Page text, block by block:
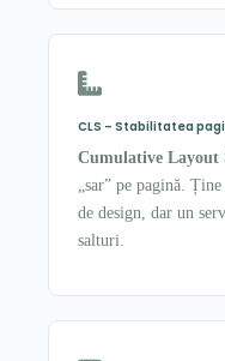
CLS – Stabilitatea
Cumulative Layout
„sar” pe pagină.
de design, dar un
salturi.